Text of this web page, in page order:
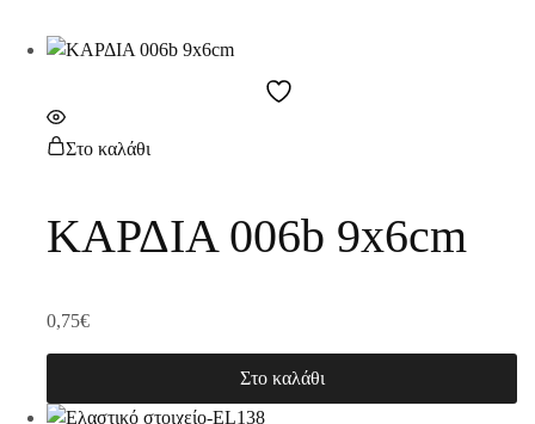
Στο καλάθι
ΚΑΡΔΙΑ 006b 9x6cm
0,75€
Στο καλάθι